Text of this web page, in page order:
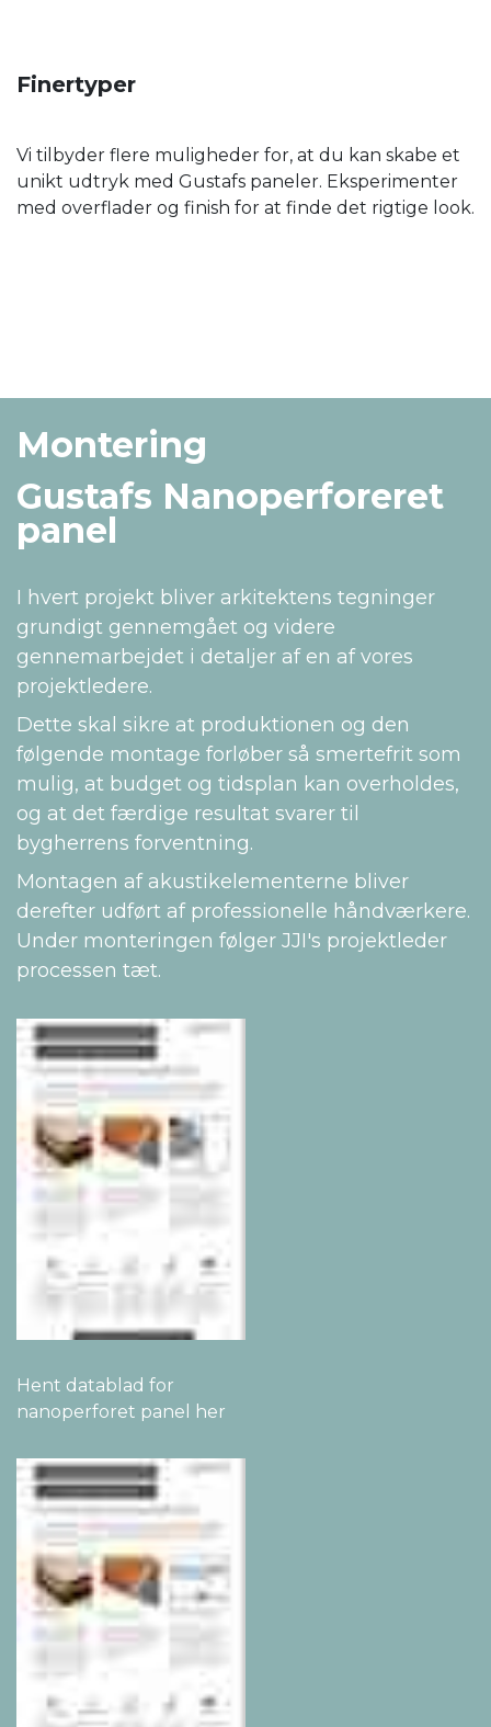
Finertyper
Vi tilbyder flere muligheder for, at du kan skabe et
unikt udtryk med Gustafs paneler. Eksperimenter
med overflader og finish for at finde det rigtige look.
Montering
Gustafs Nanoperforeret
panel
I hvert projekt bliver arkitektens tegninger
grundigt gennemgået og videre
gennemarbejdet i detaljer af en af vores
projektledere.
Dette skal sikre at produktionen og den
følgende montage forløber så smertefrit som
mulig, at budget og tidsplan kan overholdes,
og at det færdige resultat svarer til
bygherrens forventning.
Montagen af akustikelementerne bliver
derefter udført af professionelle håndværkere.
Under monteringen følger JJI's projektleder
processen tæt.
Hent datablad for
nanoperforet panel her